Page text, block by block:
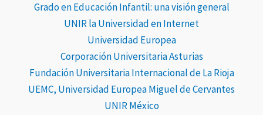
Grado en Educación Infantil: una visión general
UNIR la Universidad en Internet
Universidad Europea
Corporación Universitaria Asturias
Fundación Universitaria Internacional de La Rioja
UEMC, Universidad Europea Miguel de Cervantes
UNIR México